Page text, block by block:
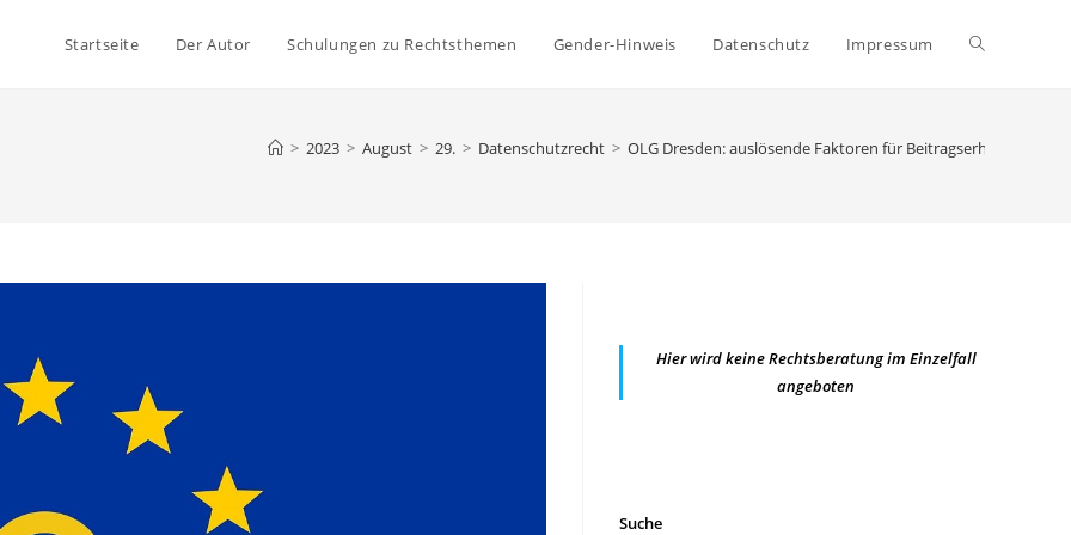
Startseite Der Autor Schulungen zu Rechtsthemen Gender-Hinweis Datenschutz Impressum Website-
> 2023 > August > 29. > Datenschutzrecht > OLG Dresden: auslösende Faktoren für Beitragserhöhungen
Hier wird keine Rechtsberatung im Einzelfall
angeboten
Suche